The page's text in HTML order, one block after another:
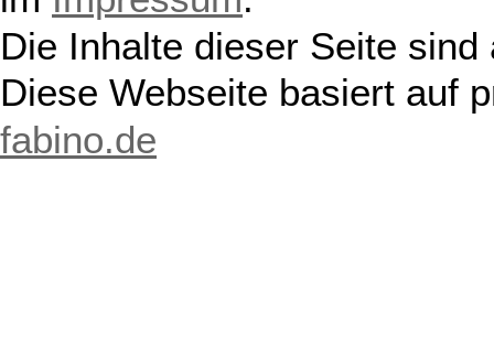
Die Inhalte dieser Seite
Diese Webseite basiert auf
fabino.de